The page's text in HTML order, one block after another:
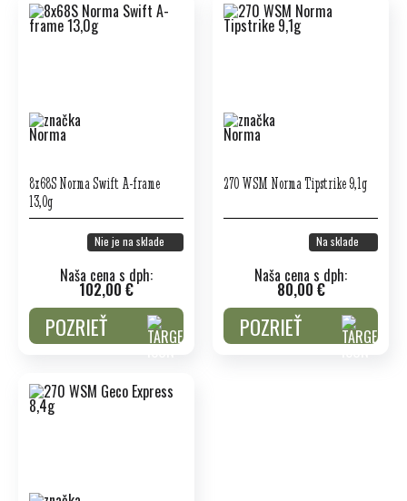
8x68S Norma Swift A-frame
13,0g
Nie je na sklade
Naša cena s dph:
102,00 €
POZRIEŤ
270 WSM Norma Tipstrike 9,1g
Na sklade
Naša cena s dph:
80,00 €
POZRIEŤ